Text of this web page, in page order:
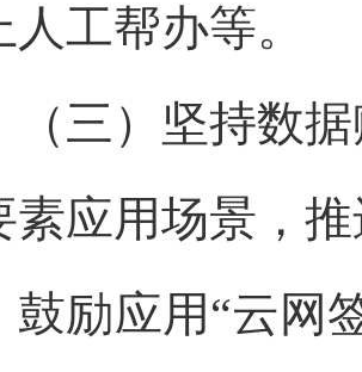
工帮办等。
）坚持数据
素应用场景，
鼓励应用“云网